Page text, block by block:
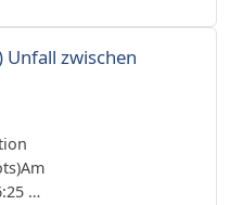
Unfall zwischen
…